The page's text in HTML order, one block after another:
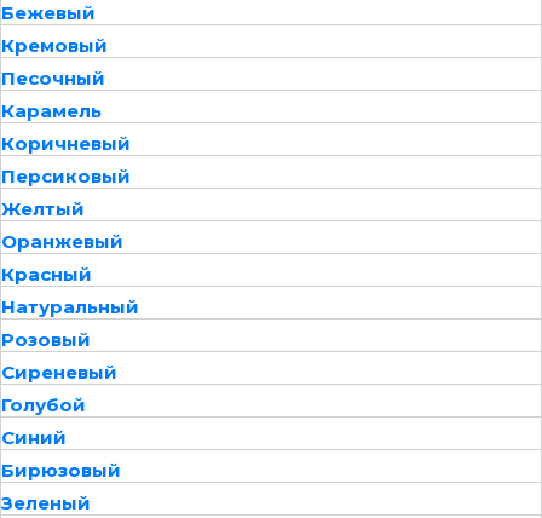
Бежевый
Кремовый
Песочный
Карамель
Коричневый
Персиковый
Желтый
Оранжевый
Красный
Натуральный
Розовый
Сиреневый
Голубой
Синий
Бирюзовый
Зеленый